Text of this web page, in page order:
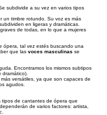
subdivide a su vez en varios tipos
un timbre rotundo. Su voz es más
en ligeras y dramáticas.
de todas, en lo que a mujeres
ópera, tal vez estés buscando una
que las voces masculinas se
Encontramos los mismos subtipos
versátiles, ya que son capaces de
agudos.
tipos de cantantes de ópera que
de varios factores: artista,